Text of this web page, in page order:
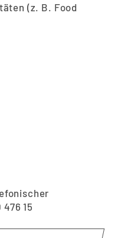
(z. B. Food
15